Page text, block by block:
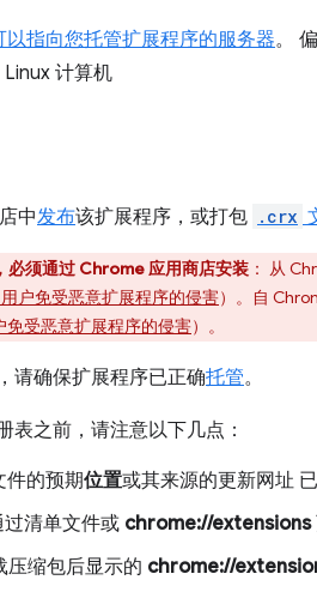
指向您托管扩展程序的服务器。
计算机
中发布该扩展程序，或打包 .crx
必须通过 Chrome 应用商店安装 ： 从
户免受恶意扩展程序的侵害）。自
受恶意扩展程序的侵害）。
请确保扩展程序已正确托管。
表之前，请注意以下几点：
件的预期位置或其来源的更新网址
过清单文件或 chrome://extensions
压缩包后显示的 chrome://